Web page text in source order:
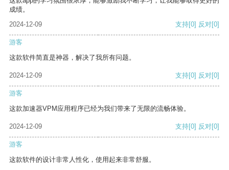
成绩。
2024-12-09
支持[0] 反对[0]
游客
这款软件简直是神器，解决了我所有问题。
2024-12-09 支持[0] 反对[0]
游客
这款加速器VPM应用程序已经为我们带来了无限的流畅体验。
2024-12-09 支持[0] 反对[0]
游客
这款软件的设计非常人性化，使用起来非常舒服。